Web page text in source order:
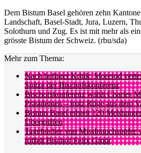
Dem Bistum Basel gehören zehn
Landschaft, Basel-Stadt, Jura, Luzern,
Solothurn und Zug. Es ist mit mehr als
grösste Bistum der Schweiz. (rbu/sda)
Mehr zum Thema:
Nach heftiger Kritik: Morerod
Spitze der Bischofskonferenz
Bischofskonferenz wählt Charles
Präsidenten – trotz Rüge aus dem
Bistum Basel erhielt 120
Übergriffen
Tagebücher von Missbrauchsopfer
rüffelt Bischof Felix Gmür